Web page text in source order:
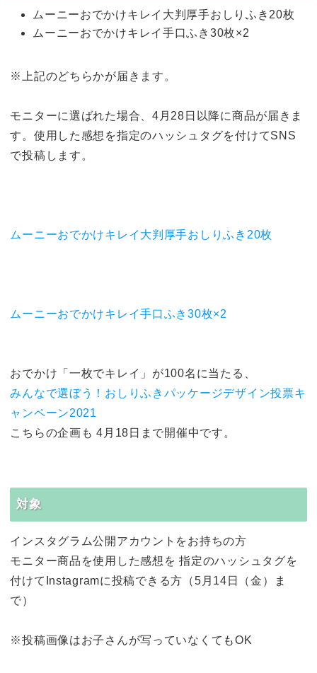
ムーニーおでかけキレイ大判厚手おしりふき20枚
ムーニーおでかけキレイ手口ふき30枚×2
※上記のどちらかが届きます。
モニターに選ばれた場合、4月28日以降に商品が届きま
す。使用した感想を指定のハッシュタグを付けてSNS
で投稿します。
ムーニーおでかけキレイ大判厚手おしりふき20枚
ムーニーおでかけキレイ手口ふき30枚×2
おでかけ「一枚でキレイ」が100名に当たる、
みんなで選ぼう！おしりふきパッケージデザイン投票キ
ャンペーン2021
こちらの企画も 4月18日まで開催中です。
対象
インスタグラム公開アカウントをお持ちの方
モニター商品を使用した感想を 指定のハッシュタグを
付けてInstagramに投稿できる方（5月14日（金）ま
で）
※投稿画像はお子さんが写っていなくてもOK